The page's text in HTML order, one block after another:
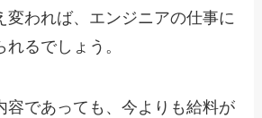
変われば、エンジニアの仕事に
るでしょう。
容であっても、今よりも給料が